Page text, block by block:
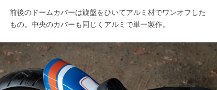
前後のドームカバーは旋盤をひいてアルミ材でワンオフした
もの。中央のカバーも同じくアルミで単一製作。